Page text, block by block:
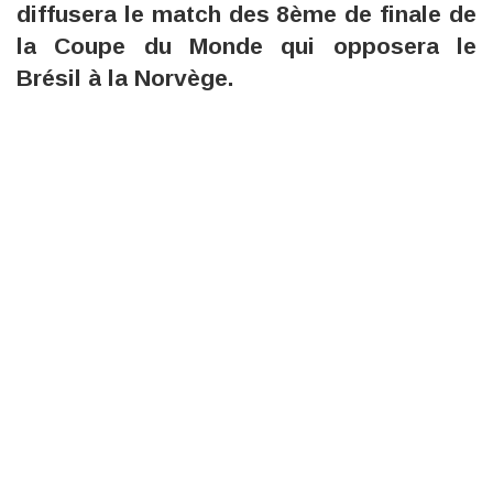
diffusera le match des 8ème de finale de
la Coupe du Monde qui opposera le
Brésil à la Norvège.